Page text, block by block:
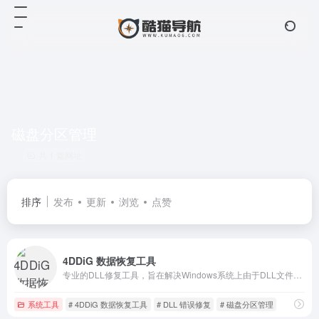
排序 发布 更新 浏览 点赞
4DDiG 数据恢复工具
系统工具 # 4DDiG 数据恢复工具 # DLL 错误修复 # 磁盘分区管理